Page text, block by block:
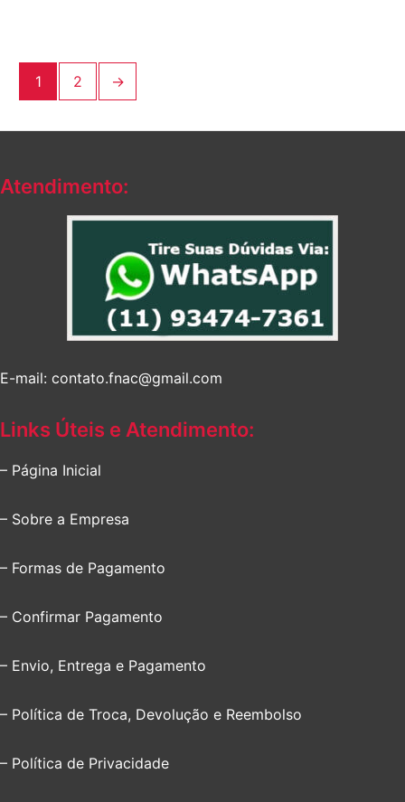
1 2 →
Atendimento:
E-mail: contato.fnac@gmail.com
Links Úteis e Atendimento:
– Página Inicial
– Sobre a Empresa
– Formas de Pagamento
– Confirmar Pagamento
– Envio, Entrega e Pagamento
– Política de Troca, Devolução e Reembolso
– Política de Privacidade